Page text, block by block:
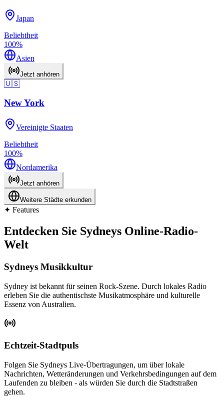
Japan
Beliebtheit
100%
Asien
Jetzt anhören
🇺🇸
New York
Vereinigte Staaten
Beliebtheit
100%
Nordamerika
Jetzt anhören
Weitere Städte erkunden
✦ Features
Entdecken Sie Sydneys Online-Radio-
Welt
Sydneys Musikkultur
Sydney ist bekannt für seinen Rock-Szene. Durch lokales Radio
erleben Sie die authentischste Musikatmosphäre und kulturelle
Essenz von Australien.
Echtzeit-Stadtpuls
Folgen Sie Sydneys Live-Übertragungen, um über lokale
Nachrichten, Wetteränderungen und Verkehrsbedingungen auf dem
Laufenden zu bleiben - als würden Sie durch die Stadtstraßen
gehen.